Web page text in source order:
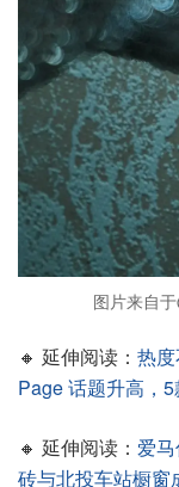
图片来自
🔸 延伸阅读： 热
Page 话题升高，
🔸 延伸阅读： 爱
砖与北投车站橱窗